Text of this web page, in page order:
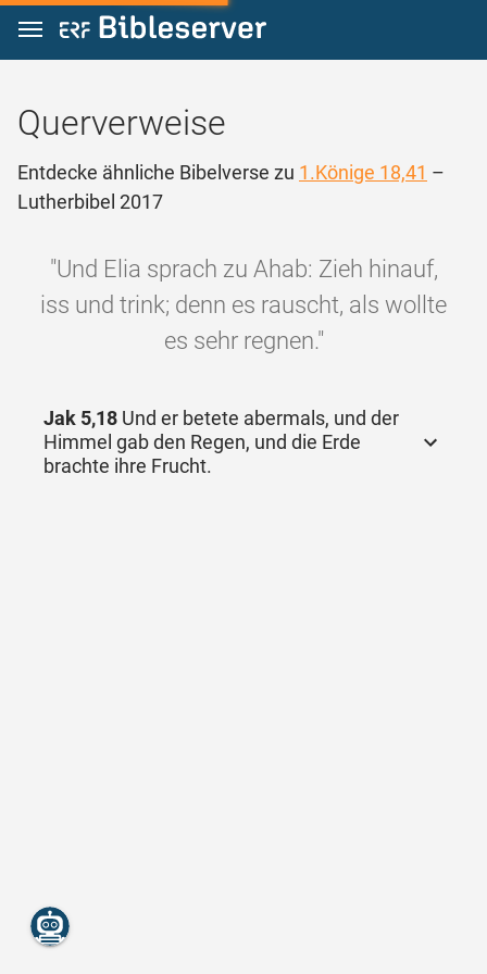
Zum Inhalt springen
Querverweise
Entdecke ähnliche Bibelverse zu 1.Könige 18,41 –
Lutherbibel 2017
"Und Elia sprach zu Ahab: Zieh hinauf,
iss und trink; denn es rauscht, als wollte
es sehr regnen."
Jak 5,18 Und er betete abermals, und der
Himmel gab den Regen, und die Erde
brachte ihre Frucht.